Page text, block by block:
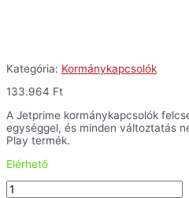
Kategória: Kormánykapcsolók
133.964 Ft
A Jetprime kormánykapcsolók
egységgel, és minden változtatás
Play termék.
Elérhető
Jetprime